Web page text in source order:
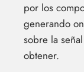
por los
generando
sobre la
obtener.